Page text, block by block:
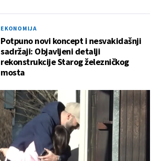
EKONOMIJA
Potpuno novi koncept i nesvakidašnji
sadržaji: Objavljeni detalji
rekonstrukcije Starog železničkog
mosta